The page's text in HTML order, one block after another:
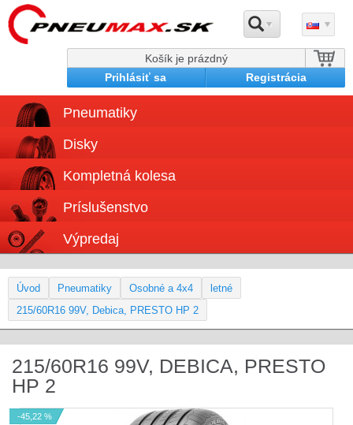
Košík je prázdný
Prihlásiť sa
Registrácia
Pneumatiky
Disky
Kompletná kolesa
Príslušenstvo
Výpredaj
Úvod Pneumatiky Osobné a 4x4
letné
215/60R16 99V, Debica, PRESTO HP 2
215/60R16 99V, DEBICA, PRESTO
HP 2
-45,22 %